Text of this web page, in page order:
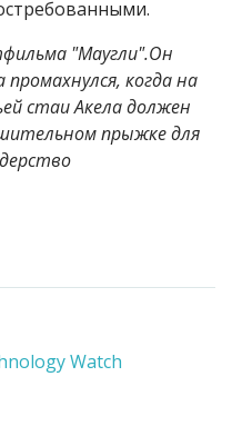
"Маугли".Он
когда на
стаи Акела должен
прыжке для
Watch